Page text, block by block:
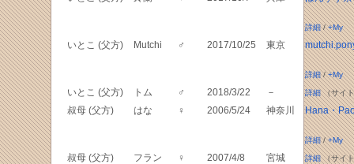
詳細/+My
いとこ (父方) Mutchi ♂ 2017/10/25 東京
詳細/+My
いとこ (父方) トム ♂ 2018/3/22 － 詳細（サイ
叔母 (父方) はな ♀ 2006/5/24 神奈川 Hana・
詳細/+My
叔母 (父方) フラン ♀ 2007/4/8 宮城 詳細（サイ